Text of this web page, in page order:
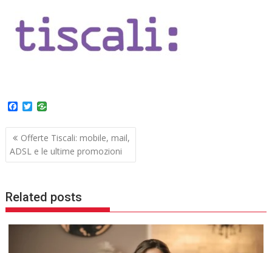
F
c
e
b
o
o
T
i
t
t
e
r
Navigazione
articoli
Offerte Tiscali: mobile, mail,
ADSL e le ultime promozioni
Related posts